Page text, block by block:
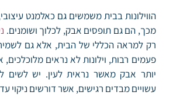
הווילונות בבית משמשים גם כאלמנט
מכך, הם גם תופסים אבק, לכלוך ושומנים.
רק למראה הכללי של הבית, אלא גם
פעמים רבות, וילונות לא נראים
יותר אבק מאשר נראית לעין. יש לשים לב
עשויים מבדים רגישים, אשר דורשים ניקוי